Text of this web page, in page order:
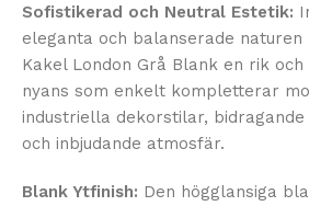
Sofistikerad och Neutral Estetik:
eleganta och balanserade
Kakel London Grå Blank en rik och
nyans som enkelt kompletterar
industriella dekorstilar,
och inbjudande atmosfär.
Blank Ytfinish: Den högglansiga